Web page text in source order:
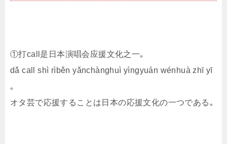
①打call是日本演唱会应援文化之一｡
dǎ call shì rìběn yǎnchànghuì yìngyuán wénhuà zhī yī
｡
オタ芸で応援することは日本の応援文化の一つである｡